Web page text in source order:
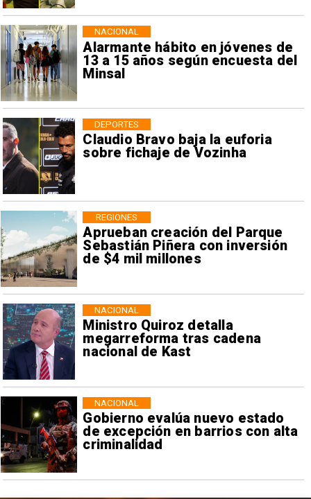
Alarmante hábito en jóvenes de
13 a 15 años según encuesta del
Minsal
NACIONAL
Claudio Bravo baja la euforia
sobre fichaje de Vozinha
DEPORTES
Aprueban creación del Parque
Sebastián Piñera con inversión
de $4 mil millones
REGIONES
Ministro Quiroz detalla
megarreforma tras cadena
nacional de Kast
NACIONAL
Gobierno evalúa nuevo estado
de excepción en barrios con alta
criminalidad
NACIONAL